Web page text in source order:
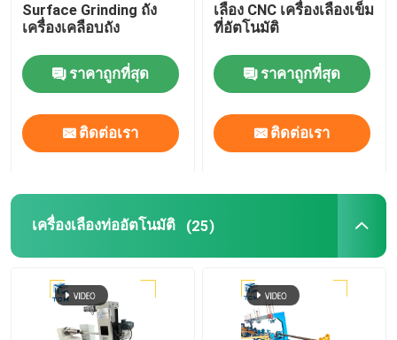
Surface Grinding ถัง
เครื่องเคลือบถัง
ราคาถูกที่สุด
ติดต่อเรา
เลือง CNC เครื่องเลืองเข็ม
ที่อัตโนมัติ
ราคาถูกที่สุด
ติดต่อเรา
เครื่องเลืองท่ออัตโนมัติ (25)